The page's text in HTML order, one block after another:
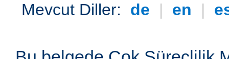
Mevcut Diller: de | en |